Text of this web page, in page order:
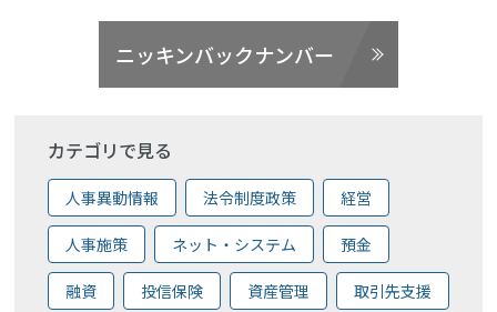
ニッキンバックナンバー
カテゴリで見る
人事異動情報 法令制度政策 経営
人事施策 ネット・システム 預金
融資 投信保険 資産管理 取引先支援